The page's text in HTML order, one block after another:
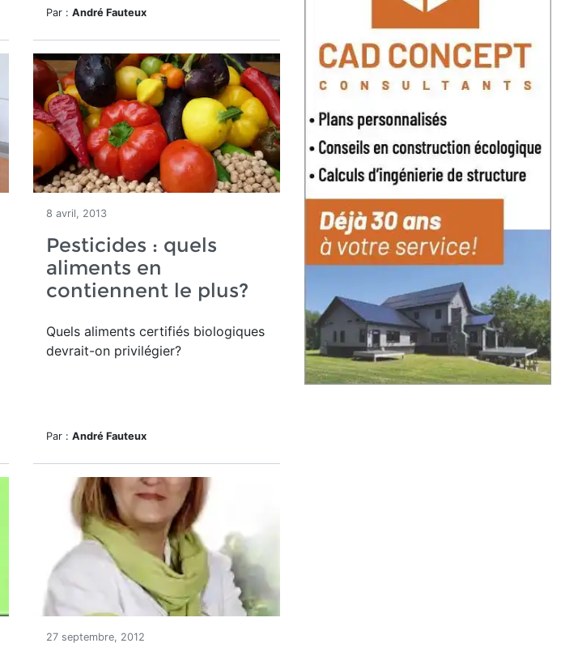
Par : André Fauteux
8 avril, 2013
Pesticides : quels
aliments en
contiennent le plus?
Quels aliments certifiés biologiques
devrait-on privilégier?
Par : André Fauteux
27 septembre, 2012